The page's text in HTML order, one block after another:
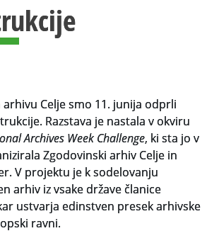
ČITALNICA
za uslužbence
Celje smo 11. junija odprli
Razstava je nastala v okviru
Archives Week Challenge, ki sta jo v
Zgodovinski arhiv Celje in
V projektu je k sodelovanju
arhiv iz vsake države članice
ustvarja edinstven presek arhivske
ravni.